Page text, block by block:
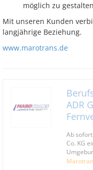
möglich zu
Mit unseren Kunden
langjährige Beziehung.
www.marotrans.de
ADR
Ab
Co. KG